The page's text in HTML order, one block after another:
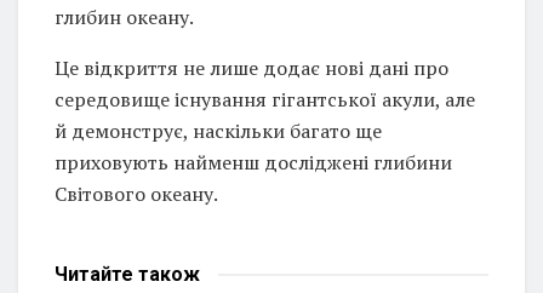
глибин океану.
Це відкриття не лише додає нові дані про
середовище існування гігантської акули, але
й демонструє, наскільки багато ще
приховують найменш досліджені глибини
Світового океану.
Читайте також